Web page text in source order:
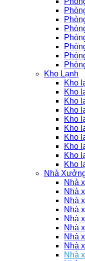
Kho Lạnh
Kho
Kho
Kho
Kho
Kho
Kho
Kho
Kho
Kho
Kho
Nhà
Nhà
Nhà
Nhà
Nhà
Nhà
Nhà
Nhà
Nhà
Nhà